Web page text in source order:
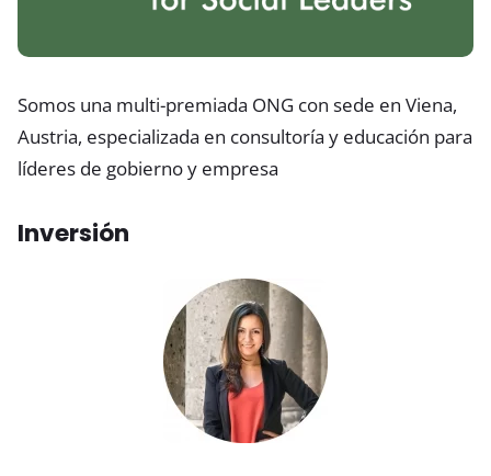
Somos una multi-premiada ONG con sede en Viena,
Austria, especializada en consultoría y educación para
líderes de gobierno y empresa
Inversión